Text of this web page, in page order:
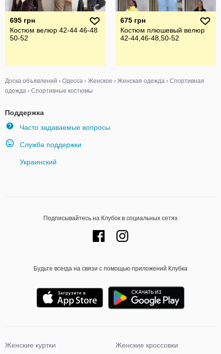
695 грн
Костюм велюр 42-44 46-48
50-52
675 грн
Костюм плюшевый велюр
42-44,46-48,50-52
Доска объявлений › Одесса › Женское › Женская одежда › Спортивная
одежда › Спортивные костюмы
Поддержка
Часто задаваемые вопросы
Служба поддержки
Украинский
Подписывайтесь на Клубок в социальных сетях
Будьте всегда на связи с помощью приложений Клубка
Женские куртки
Женские кроссовки